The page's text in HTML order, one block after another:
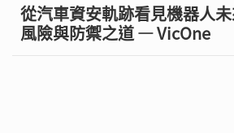
從汽車資安軌跡看見機器人
風險與防禦之道 — VicOne